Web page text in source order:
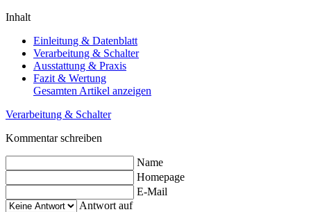
Inhalt
Einleitung & Datenblatt
Verarbeitung & Schalter
Ausstattung & Praxis
Fazit & Wertung
Gesamten Artikel anzeigen
Verarbeitung & Schalter
Kommentar schreiben
Name
Homepage
E-Mail
Antwort auf